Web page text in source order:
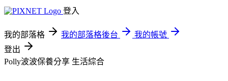
登入
我的部落格 我的部落格後台
我的帳號
登出
Polly波波保養分享 生活綜合